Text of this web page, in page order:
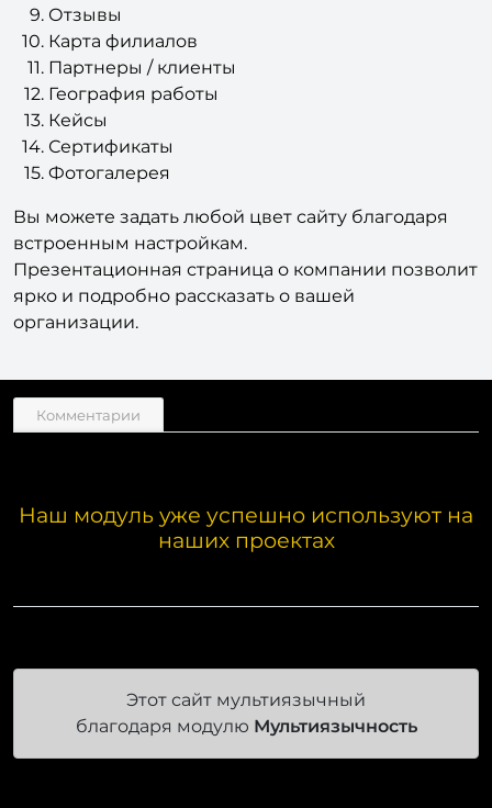
Отзывы
Карта филиалов
Партнеры / клиенты
География работы
Кейсы
Сертификаты
Фотогалерея
Вы можете задать любой цвет сайту благодаря
встроенным настройкам.
Презентационная страница о компании позволит
ярко и подробно рассказать о вашей
организации.
Комментарии
Наш модуль уже успешно используют на
наших проектах
Этот сайт мультиязычный
благодаря модулю Мультиязычность